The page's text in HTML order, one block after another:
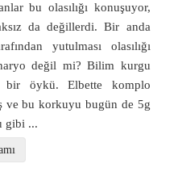
bu olasılığı konuşuyor,
da değillerdi. Bir anda
yutulması olasılığı
değil mi? Bilim kurgu
bir öykü. Elbette komplo
ve bu korkuyu bugün de 5g
gibi ...